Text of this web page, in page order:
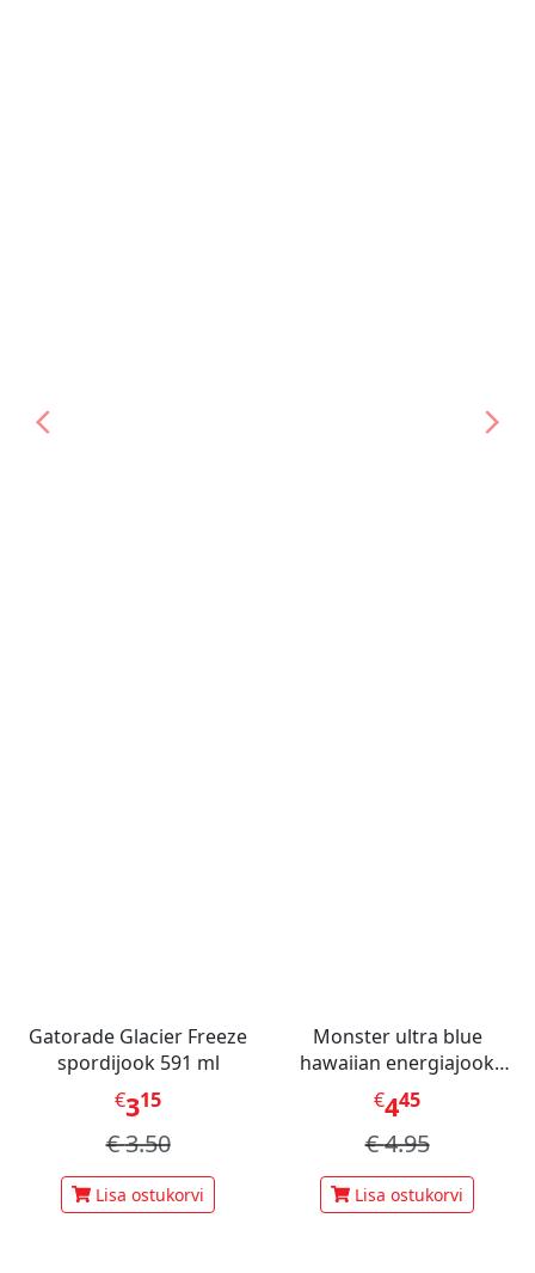
Gatorade Glacier Freeze
spordijook 591 ml
€315
€3.50
Lisa ostukorvi
Monster ultra blue
hawaiian energiajook
473ml
€445
€4.95
Lisa ostukorvi